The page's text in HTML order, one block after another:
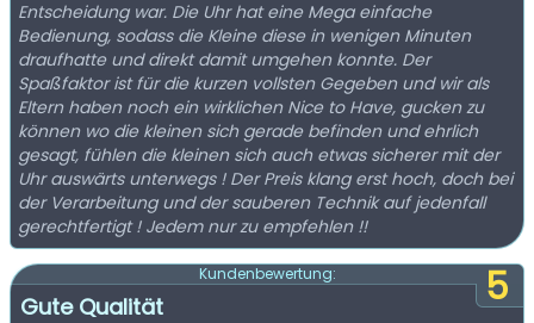
Entscheidung war. Die Uhr hat eine Mega einfache
Bedienung, sodass die Kleine diese in wenigen Minuten
draufhatte und direkt damit umgehen konnte. Der
Spaßfaktor ist für die kurzen vollsten Gegeben und wir als
Eltern haben noch ein wirklichen Nice to Have, gucken zu
können wo die kleinen sich gerade befinden und ehrlich
gesagt, fühlen die kleinen sich auch etwas sicherer mit der
Uhr auswärts unterwegs ! Der Preis klang erst hoch, doch bei
der Verarbeitung und der sauberen Technik auf jedenfall
gerechtfertigt ! Jedem nur zu empfehlen !!
5
Kundenbewertung:
Gute Qualität